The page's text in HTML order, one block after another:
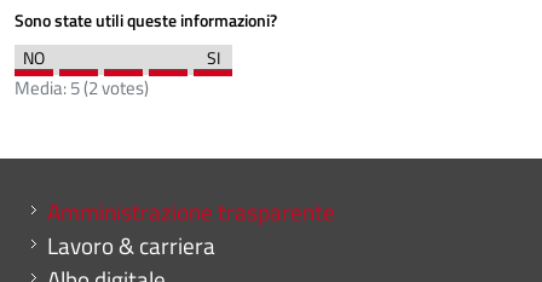
Sono state utili queste informazioni?
Media:5(2votes)
Mini menu di servizio
Amministrazione trasparente
Lavoro & carriera